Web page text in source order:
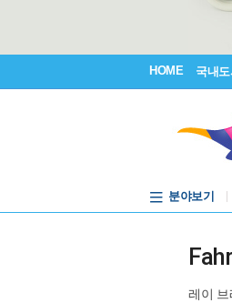
HOME 국내도
분야보기
레이 브